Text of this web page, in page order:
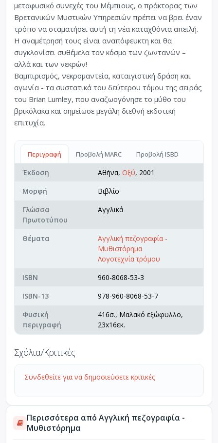
μεταφυσικό συνεχές του Μέμπιους, ο πράκτορας των
Βρετανικών Μυστικών Υπηρεσιών πρέπει να βρει έναν
τρόπο να σταματήσει αυτή τη νέα καταχθόνια απειλή.
Η αναμέτρησή τους είναι αναπόφευκτη και θα
συγκλονίσει συθέμελα τον κόσμο των ζωντανών –
αλλά και των νεκρών!
Βαμπιρισμός, νεκρομαντεία, καταιγιστική δράση και
αγωνία - τα συστατικά του δεύτερου τόμου της σειράς
του Brian Lumley, που αναζωογόνησε το μύθο του
βρικόλακα και σημείωσε μεγάλη διεθνή εκδοτική
επιτυχία.
Περιγραφή Προβολή MARC Προβολή ISBD
Έκδοση Αθήνα, Οξύ, 2001
Μορφή
Βιβλίο
Γλώσσα
Πρωτοτύπου
Αγγλικά
Θέματα
Αγγλική πεζογραφία -
Μυθιστόρημα
Λογοτεχνία τρόμου
ISBN
960-8068-53-3
ISBN-13
978-960-8068-53-7
Φυσική
περιγραφή
416σ., Μαλακό εξώφυλλο,
23x16εκ.
Σχόλια/Κριτικές
Συνδεθείτε για να δημοσιεύσετε κριτικές
Περισσότερα από Αγγλική πεζογραφία -
Μυθιστόρημα